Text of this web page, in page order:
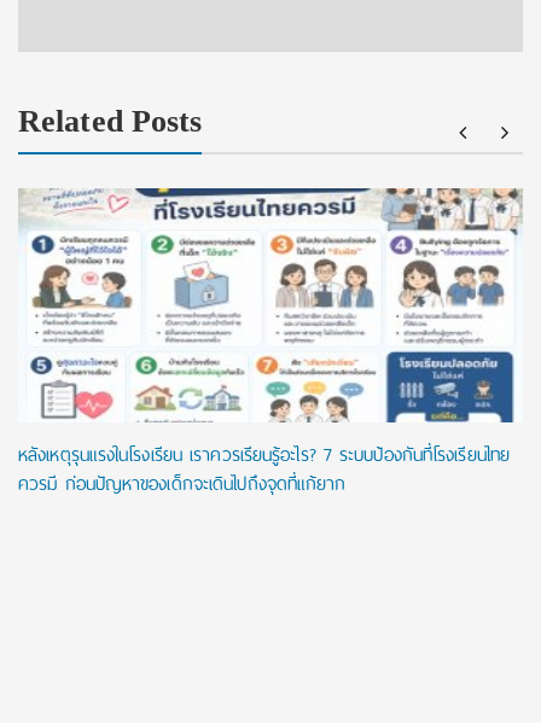
Related Posts
หลังเหตุรุนแรงในโรงเรียน เราควรเรียนรู้อะไร? 7 ระบบป้องกันที่โรงเรียนไทย
ควรมี ก่อนปัญหาของเด็กจะเดินไปถึงจุดที่แก้ยาก